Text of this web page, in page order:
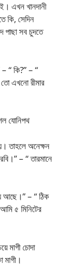
এখন খানদানী
কি, সেদিন
পাছা সব চুদতে
“ কি?” – “
এখনো রীমার
যোনিপথ
তাহলে অনেক্ষন
– “ তারমানে
আছে।” – “ ঠিক
৫ মিনিটের
মাগী চোদা